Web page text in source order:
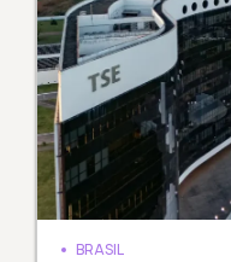
BRASIL